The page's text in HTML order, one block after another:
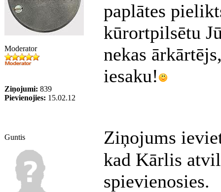
Moderator
Ziņojumi: 839
Pievienojies: 15.02.12
paplātes
kūrortpilsētu
nekas
iesaku!
Guntis Ziņojums
kad Kārlis
spievienosies.